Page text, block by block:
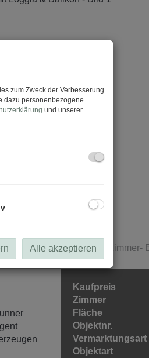
Kaufpreis
Zimmer
Fläche
Objektnr.
Vermarktungsart
Objektart
zum Zweck der Verbesserung
dazu personenbezogene
und unserer
Alle akzeptieren